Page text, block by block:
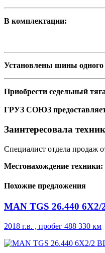
В комплектации:
Установлены шины одного
Приобрести седельный
ГРУЗ СОЮЗ
Заинтересовала
Специалист отдела продаж
Местонахождение техники:
Похожие предложения
MAN TGS 26.440 6X2/
2018 г.в. , пробег 488 330 км